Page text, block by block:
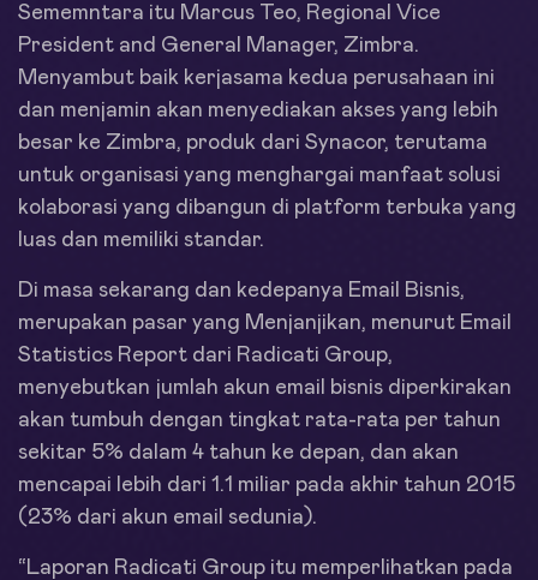
Sememntara itu Marcus Teo, Regional Vice
President and General Manager, Zimbra.
Menyambut baik kerjasama kedua perusahaan ini
dan menjamin akan menyediakan akses yang lebih
besar ke Zimbra, produk dari Synacor, terutama
untuk organisasi yang menghargai manfaat solusi
kolaborasi yang dibangun di platform terbuka yang
luas dan memiliki standar.
Di masa sekarang dan kedepanya Email Bisnis,
merupakan pasar yang Menjanjikan, menurut Email
Statistics Report dari Radicati Group,
menyebutkan jumlah akun email bisnis diperkirakan
akan tumbuh dengan tingkat rata-rata per tahun
sekitar 5% dalam 4 tahun ke depan, dan akan
mencapai lebih dari 1.1 miliar pada akhir tahun 2015
(23% dari akun email sedunia).
“Laporan Radicati Group itu memperlihatkan pada